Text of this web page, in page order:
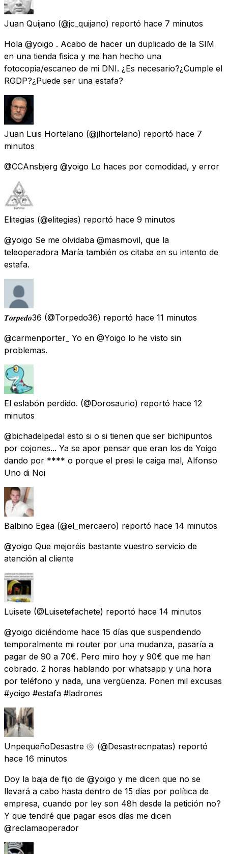
Juan Quijano (@jc_quijano) reportó hace 7 minutos
Hola @yoigo . Acabo de hacer un duplicado de la SIM
en una tienda fisica y me han hecho una
fotocopia/escaneo de mi DNI. ¿Es necesario?¿Cumple el
RGDP?¿Puede ser una estafa?
Juan Luis Hortelano (@jlhortelano) reportó hace 7
minutos
@CCAnsbjerg @yoigo Lo haces por comodidad, y error
Elitegias (@elitegias) reportó hace 9 minutos
@yoigo Se me olvidaba @masmovil, que la
teleoperadora María también os citaba en su intento de
estafa.
𝑻𝒐𝒓𝒑𝒆𝒅𝒐36 (@Torpedo36) reportó hace 11 minutos
@carmenporter_ Yo en @Yoigo lo he visto sin
problemas.
El eslabón perdido. (@Dorosaurio) reportó hace 12
minutos
@bichadelpedal esto si o si tienen que ser bichipuntos
por cojones... Ya se apor pensar que eran los de Yoigo
dando por **** o porque el presi le caiga mal, Alfonso
Uno di Noi
Balbino Egea (@el_mercaero) reportó hace 14 minutos
@yoigo Que mejoréis bastante vuestro servicio de
atención al cliente
Luisete (@Luisetefachete) reportó hace 14 minutos
@yoigo diciéndome hace 15 días que suspendiendo
temporalmente mi router por una mudanza, pasaría a
pagar de 90 a 70€. Pero miro hoy y 90€ que me han
cobrado. 2 horas hablando por whatsapp y una hora
por teléfono y nada, una vergüenza. Ponen mil excusas
#yoigo #estafa #ladrones
UnpequeñoDesastre ۞ (@Desastrecnpatas) reportó
hace 16 minutos
Doy la baja de fijo de @yoigo y me dicen que no se
llevará a cabo hasta dentro de 15 días por política de
empresa, cuando por ley son 48h desde la petición no?
Y que tendré que pagar esos días me dicen
@reclamaoperador